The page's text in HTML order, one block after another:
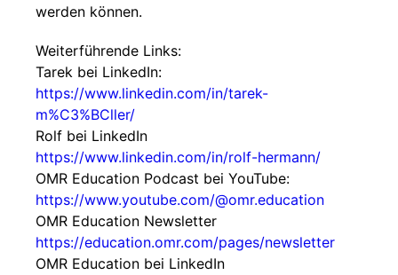
werden können.
Weiterführende Links:
Tarek bei LinkedIn:
https://www.linkedin.com/in/tarek-
m%C3%BCller/
Rolf bei LinkedIn
https://www.linkedin.com/in/rolf-hermann/
OMR Education Podcast bei YouTube:
https://www.youtube.com/@omr.education
OMR Education Newsletter
https://education.omr.com/pages/newsletter
OMR Education bei LinkedIn